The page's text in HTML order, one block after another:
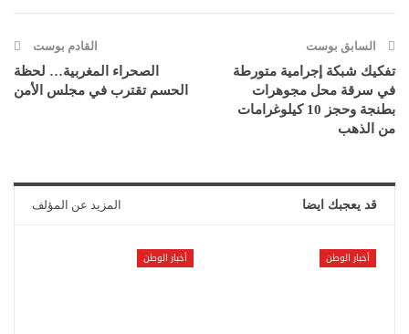
السابق بوست
تفكيك شبكة إجرامية متورطة
في سرقة محل مجوهرات
بطنجة وحجز 10 كيلوغرامات
من الذهب
القادم بوست
الصحراء المغربية… لحظة
الحسم تقترب في مجلس الأمن
قد يعجبك ايضا المزيد عن المؤلف
أخبار الوطن أخبار الوطن